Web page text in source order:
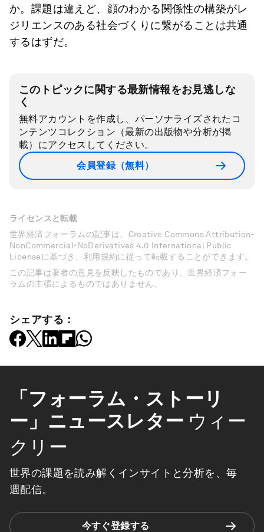
か。課題は違えど、顔のわかる関係性の構築がレ
ジリエンスのある社会づくりに繋がることは共通
するはずだ。
このトピックに関する最新情報をお見逃しな
く
無料アカウントを作成し、パーソナライズされたコ
ンテンツコレクション（最新の出版物や分析が掲
載）にアクセスしてください。
会員登録（無料）
ライセンスと転載
世界経済フォーラムの記事は、Creative Commons Attribution-
NonCommercial-NoDerivatives 4.0 International Public
Licenseに基づき、利用規約に従って転載することができます。
この記事は著者の意見を反映したものであり、世界経済フォー
ラムの主張によるものではありません。
シェアする：
「フォーラム・ストーリ
ー」ニュースレター ウィー
クリー
世界の課題を読み解くインサイトと分析を、毎
週配信。
今すぐ登録する